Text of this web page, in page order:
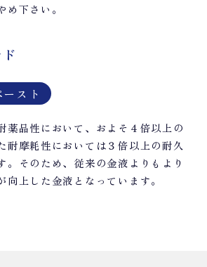
下さい。
ースト
薬品性において、およそ４倍以上の
耐摩耗性においては３倍以上の耐久
。そのため、従来の金液よりもより
向上した金液となっています。